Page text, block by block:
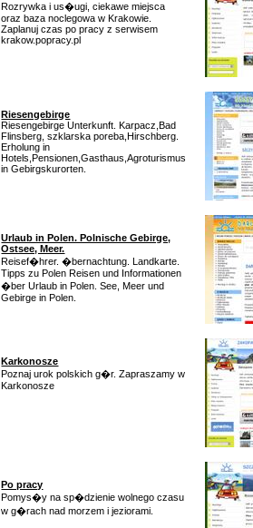
Rozrywka i us�ugi, ciekawe miejsca
oraz baza noclegowa w Krakowie.
Zaplanuj czas po pracy z serwisem
krakow.popracy.pl
Riesengebirge
Riesengebirge Unterkunft. Karpacz,Bad
Flinsberg, szklarska poreba,Hirschberg.
Erholung in
Hotels,Pensionen,Gasthaus,Agroturismus
in Gebirgskurorten.
Urlaub in Polen. Polnische Gebirge,
Ostsee, Meer.
Reisef�hrer. �bernachtung. Landkarte.
Tipps zu Polen Reisen und Informationen
�ber Urlaub in Polen. See, Meer und
Gebirge in Polen.
Karkonosze
Poznaj urok polskich g�r. Zapraszamy w
Karkonosze
Po pracy
Pomys�y na sp�dzienie wolnego czasu
w g�rach nad morzem i jeziorami.